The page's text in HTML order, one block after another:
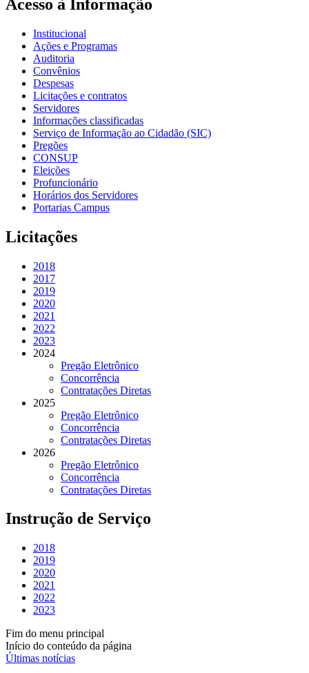
Acesso à Informação
Institucional
Ações e Programas
Auditoria
Convênios
Despesas
Licitações e contratos
Servidores
Informações classificadas
Serviço de Informação ao Cidadão (SIC)
Pregões
CONSUP
Eleições
Profuncionário
Horários dos Servidores
Portarias Campus
Licitações
2018
2017
2019
2020
2021
2022
2023
2024
Pregão Eletrônico
Concorrência
Contratações Diretas
2025
Pregão Eletrônico
Concorrência
Contratações Diretas
2026
Pregão Eletrônico
Concorrência
Contratações Diretas
Instrução de Serviço
2018
2019
2020
2021
2022
2023
Fim do menu principal
Início do conteúdo da página
Últimas notícias